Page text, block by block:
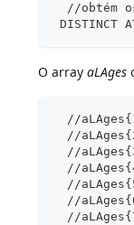
//obtém
DISTINCT
O arrayaLAges
//
//
//
//
//
//
//